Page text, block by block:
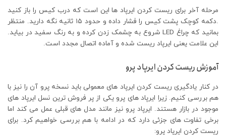
مرحله آخر برای ریست کردن ایرپاد ها این است که درب کیس را باز کنید
.دکمه کوچک پشت کیس را فشار داده و حدود ۱۵ ثانیه نگه دارید. منتظر
بمانید که چراغ LED شروع به چشمک زدن کرده و به رنگ سفید در بیاید.
این علامت یعنی ایرپاد ریست شده و آماده اتصال مجدد است.
آموزش ریست کردن ایرپاد پرو
در کنار یادگیری ریست کردن ایرپاد های معمولی باید نسخه پرو آن را نیز با
هم بررسی کنیم. زیرا ایرپاد های پرو یکی از پر فروش ترین نسل ایرپاد های
موجود در بازار هستند. ایرپاد پرو نیز مانند مدل های قبلی عمل می کند اما
برخی تفاوت های جزئی دارد که در ادامه با هم بررسی خواهیم کرد. برای
ریست کردن ایرپاد پرو: